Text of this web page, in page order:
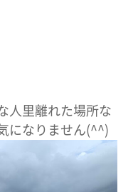
人里離れた場所な
になりません(^^)